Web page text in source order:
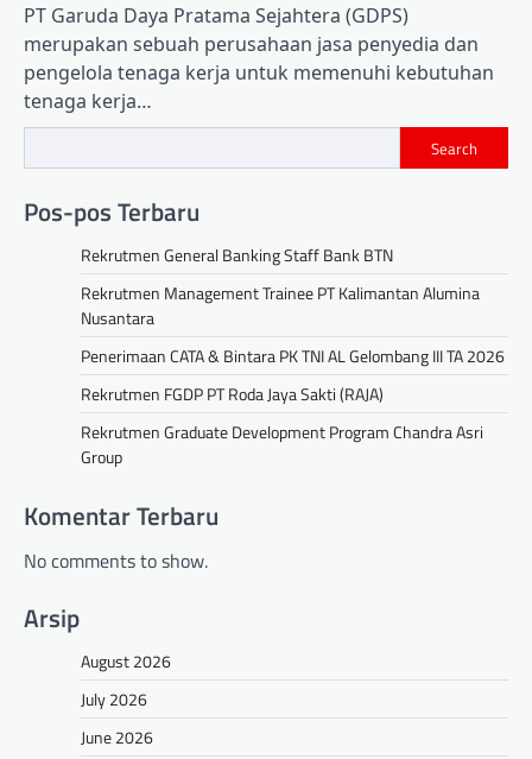
PT Garuda Daya Pratama Sejahtera (GDPS)
merupakan sebuah perusahaan jasa penyedia dan
pengelola tenaga kerja untuk memenuhi kebutuhan
tenaga kerja…
Search
Pos-pos Terbaru
Rekrutmen General Banking Staff Bank BTN
Rekrutmen Management Trainee PT Kalimantan Alumina
Nusantara
Penerimaan CATA & Bintara PK TNI AL Gelombang III TA 2026
Rekrutmen FGDP PT Roda Jaya Sakti (RAJA)
Rekrutmen Graduate Development Program Chandra Asri
Group
Komentar Terbaru
No comments to show.
Arsip
August 2026
July 2026
June 2026